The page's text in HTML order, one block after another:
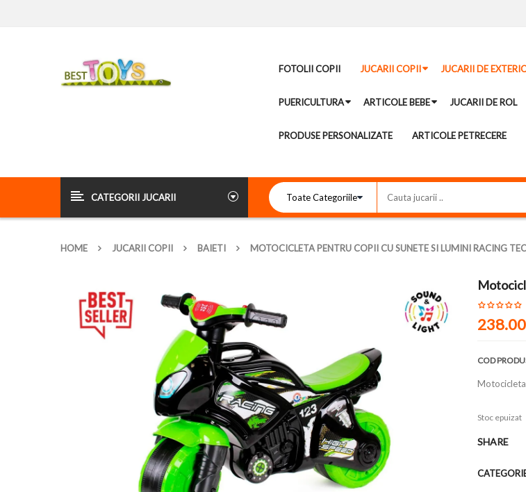
FOTOLII COPII JUCARII COPII JUCARII DE
PUERICULTURA ARTICOLE BEBE JUCARII DE ROL
PRODUSE PERSONALIZATE ARTICOLE PETRECERE
CATEGORII JUCARII
HOME JUCARII COPII BAIETI MOTOCICLETA PENTRU COPII CU SUNETE SI LUMINI RACING
COD
Motocicleta
Stoc epuizat
SHARE